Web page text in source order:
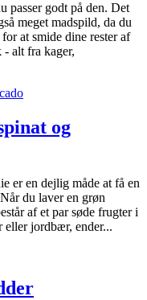
passer godt på den. Det
meget madspild, da du
at smide dine rester af
alt fra kager,
og
er en dejlig måde at få en
du laver en grøn
af et par søde frugter i
eller jordbær, ender...